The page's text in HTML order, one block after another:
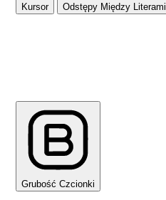
Kursor Odstępy Między Literami
Grubość Czcionki